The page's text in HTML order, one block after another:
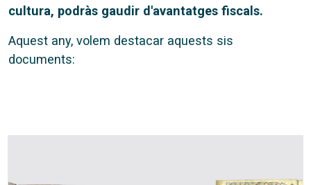
cultura, podràs gaudir d'avantatges fiscals.
Aquest any, volem destacar aquests sis
documents: